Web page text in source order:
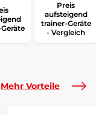
Preis
aufsteigend
trainer-Geräte
- Vergleich
Mehr Vorteile